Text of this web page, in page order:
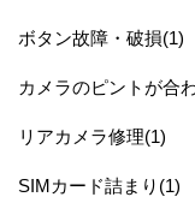
ボタン故障・破損(1)
カメラのピントが合
リアカメラ修理(1)
SIMカード詰まり(1)